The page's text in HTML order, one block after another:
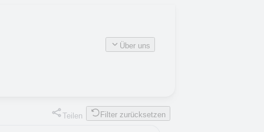
Über uns
Teilen Filter zurücksetzen